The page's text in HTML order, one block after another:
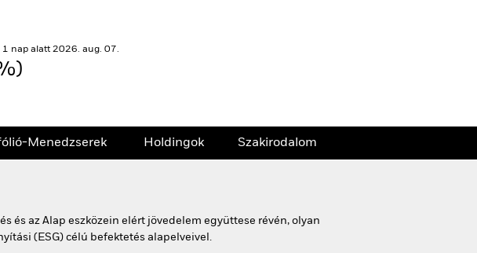
1 nap alatt 2026. aug. 07.
Menedzserek Holdingok Szakirodalom
és az Alap eszközein elért jövedelem együttese révén, olyan
(ESG) célú befektetés alapelveivel.